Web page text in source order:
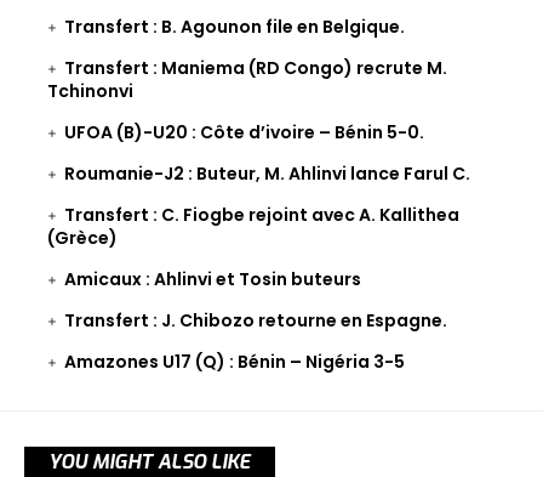
Transfert : B. Agounon file en Belgique.
Transfert : Maniema (RD Congo) recrute M.
Tchinonvi
UFOA (B)-U20 : Côte d’ivoire – Bénin 5-0.
Roumanie-J2 : Buteur, M. Ahlinvi lance Farul C.
Transfert : C. Fiogbe rejoint avec A. Kallithea
(Grèce)
Amicaux : Ahlinvi et Tosin buteurs
Transfert : J. Chibozo retourne en Espagne.
Amazones U17 (Q) : Bénin – Nigéria 3-5
YOU MIGHT ALSO LIKE